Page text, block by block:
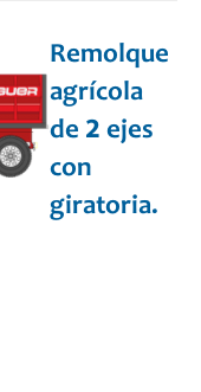
Remolque
agrícola
de 2 ejes
con
giratoria.